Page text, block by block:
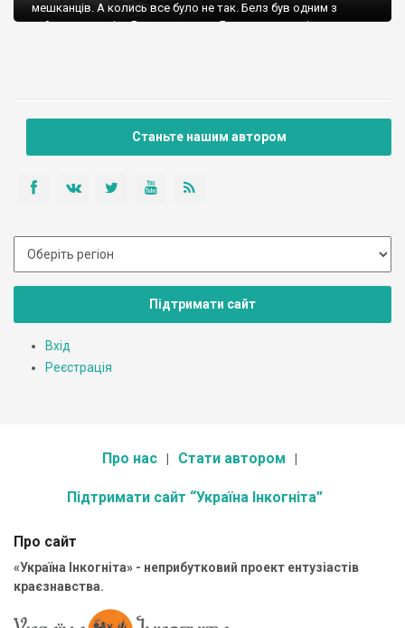
мешканців. А колись все було не так. Белз був одним з
найзначущих міст Руси, столицею Белзького князівства, а
Станьте нашим автором
Підтримати сайт
Вхід
Реєстрація
Про нас Стати автором
Підтримати сайт “Україна Інкогніта”
Про сайт
«Україна Інкогніта» - неприбутковий проект ентузіастів
краєзнавства.